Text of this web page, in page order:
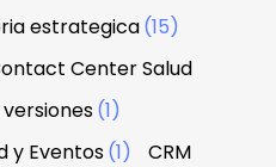
estrategica(15)
Center Salud
(1)
y Eventos(1)
CRM